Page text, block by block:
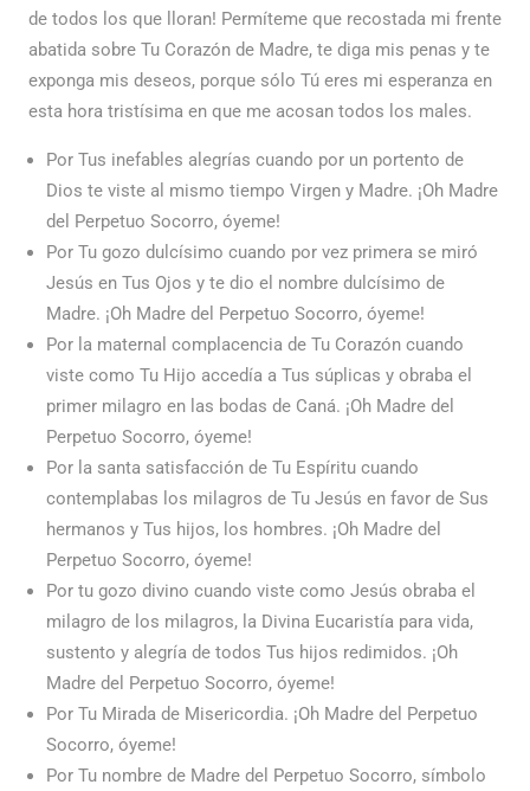
de todos los que lloran! Permíteme que recostada mi frente
abatida sobre Tu Corazón de Madre, te diga mis penas y te
exponga mis deseos, porque sólo Tú eres mi esperanza en
esta hora tristísima en que me acosan todos los males.
Por Tus inefables alegrías cuando por un portento de
Dios te viste al mismo tiempo Virgen y Madre. ¡Oh Madre
del Perpetuo Socorro, óyeme!
Por Tu gozo dulcísimo cuando por vez primera se miró
Jesús en Tus Ojos y te dio el nombre dulcísimo de
Madre. ¡Oh Madre del Perpetuo Socorro, óyeme!
Por la maternal complacencia de Tu Corazón cuando
viste como Tu Hijo accedía a Tus súplicas y obraba el
primer milagro en las bodas de Caná. ¡Oh Madre del
Perpetuo Socorro, óyeme!
Por la santa satisfacción de Tu Espíritu cuando
contemplabas los milagros de Tu Jesús en favor de Sus
hermanos y Tus hijos, los hombres. ¡Oh Madre del
Perpetuo Socorro, óyeme!
Por tu gozo divino cuando viste como Jesús obraba el
milagro de los milagros, la Divina Eucaristía para vida,
sustento y alegría de todos Tus hijos redimidos. ¡Oh
Madre del Perpetuo Socorro, óyeme!
Por Tu Mirada de Misericordia. ¡Oh Madre del Perpetuo
Socorro, óyeme!
Por Tu nombre de Madre del Perpetuo Socorro, símbolo